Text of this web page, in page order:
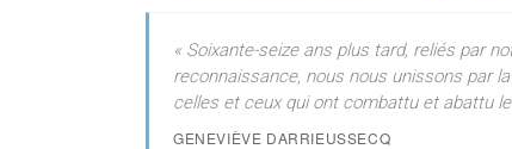
« Soixante-seize ans plus tard, reliés par
reconnaissance, nous nous unissons par
celles et ceux qui ont combattu et abattu
GENEVIÈVE DARRIEUSSECQ